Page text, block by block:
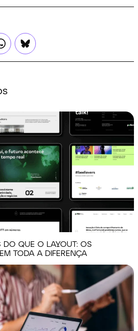
DO QUE O LAYOUT: OS
TODA A DIFERENÇA